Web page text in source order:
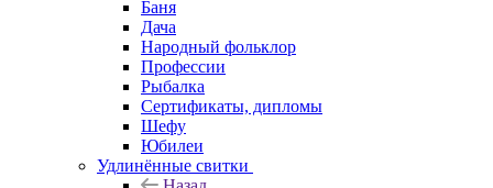
Баня
Дача
Народный фольклор
Профессии
Рыбалка
Сертификаты, дипломы
Шефу
Юбилеи
Удлинённые свитки